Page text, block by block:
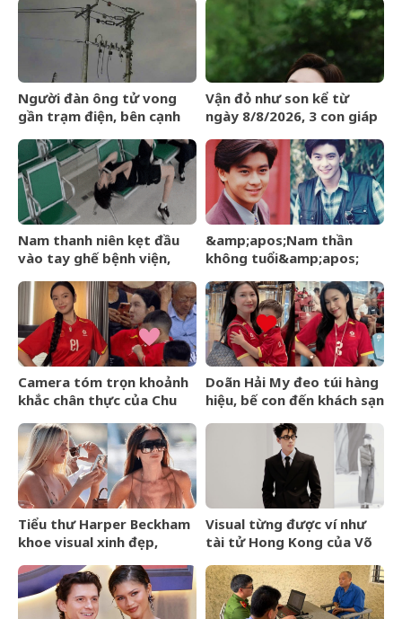
câu bất ngờ
kim cương cũng không
sánh bằng
Người đàn ông tử vong
gần trạm điện, bên cạnh
Vận đỏ như son kể từ
ngày 8/8/2026, 3 con giáp
vào như nước, sự nghiệp
hanh thông
Nam thanh niên kẹt đầu
vào tay ghế bệnh viện,
rơi vào tình cảnh khó tin
&amp;apos;Nam thần
không tuổi&amp;apos;
nghiêm trọng giờ ra sao?
Camera tóm trọn khoảnh
khắc chân thực của Chu
Đình
Doãn Hải My đeo túi hàng
hiệu, bế con đến khách sạn
thường có còn xinh đẹp
như ảnh tự đăng?
Tiểu thư Harper Beckham
khoe visual xinh đẹp,
du thuyền triệu đô, đọ sắc
cùng mẹ
Visual từng được ví như
tài tử Hong Kong của Võ
tranh cãi vì một thay đổi